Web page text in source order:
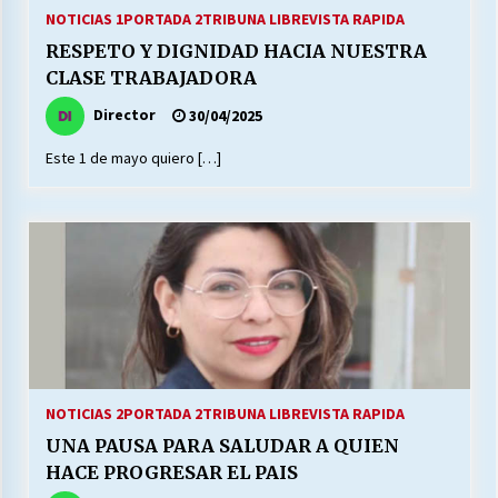
MUNICIPALIDAD, TRABAJADORES, CLIMA
LABORAL:
13/07/2026
Escuela hospitalaria El Carmen de Maipu.
¿Qué habrían dicho?
23/06/2026
VOLVER A SER ALTERNATIVA
16/06/2026
MUNICIPALIDADES, HONORARIOS, DESPIDOS
NOTICIAS 1PORTADA 2TRIBUNA LIBREVISTA RAPIDA
RESPETO Y DIGNIDAD HACIA NUESTRA
CLASE TRABAJADORA
Director 30/04/2025
Este 1 de mayo quiero […]
NOTICIAS 2PORTADA 2TRIBUNA LIBREVISTA RAPIDA
UNA PAUSA PARA SALUDAR A QUIEN
HACE PROGRESAR EL PAIS